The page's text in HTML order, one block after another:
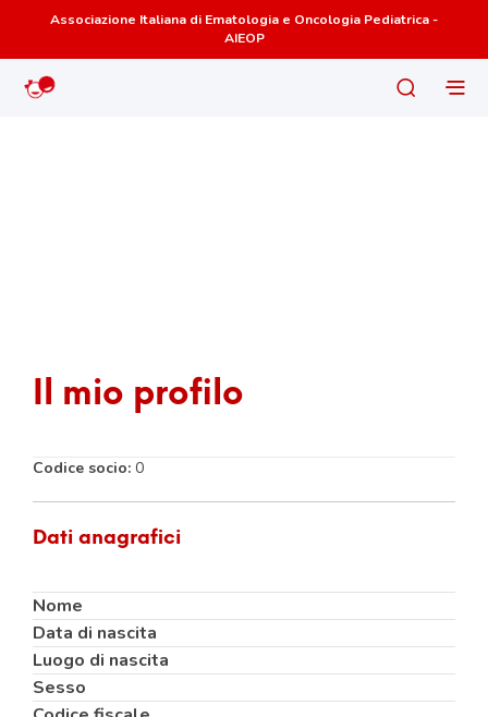
Associazione Italiana di Ematologia e Oncologia Pediatrica -
AIEOP
Il mio profilo
Codice socio: 0
Dati anagrafici
Nome
Data di nascita
Luogo di nascita
Sesso